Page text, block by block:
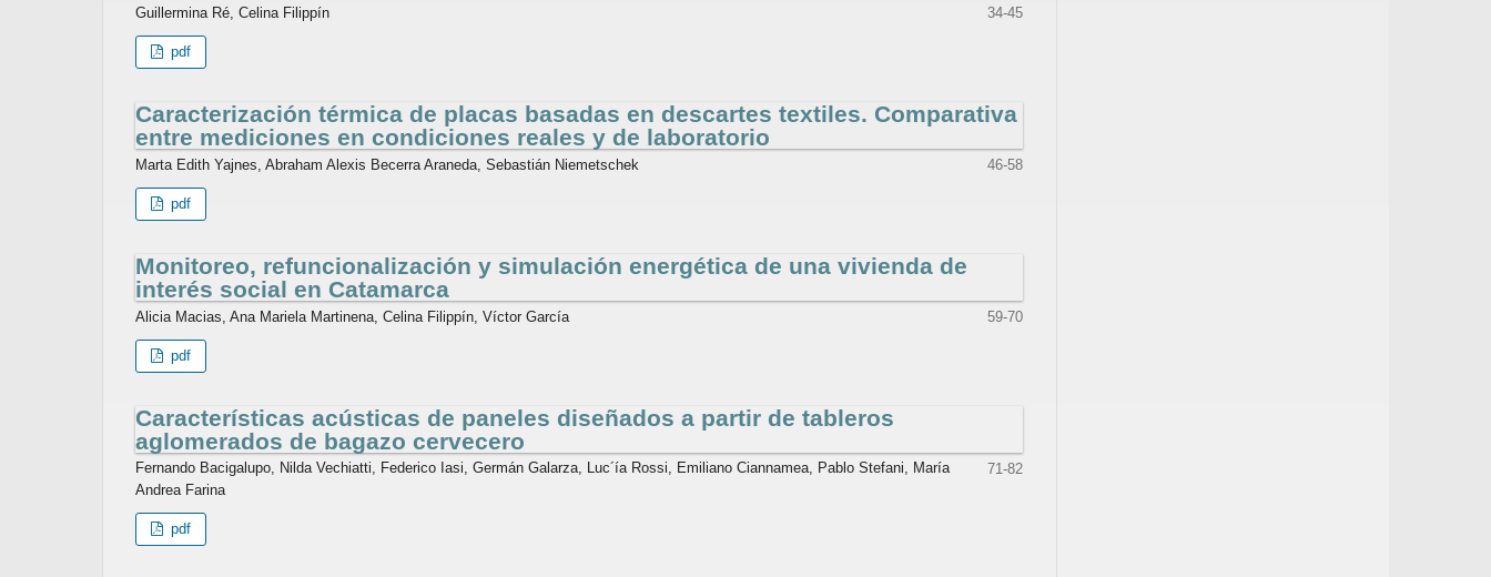
Guillermina Ré, Celina Filippín 34-45
pdf
Caracterización térmica de placas basadas en descartes textiles. Comparativa
entre mediciones en condiciones reales y de laboratorio
Marta Edith Yajnes, Abraham Alexis Becerra Araneda, Sebastián Niemetschek 46-58
pdf
Monitoreo, refuncionalización y simulación energética de una vivienda de
interés social en Catamarca
Alicia Macias, Ana Mariela Martinena, Celina Filippín, Víctor García 59-70
pdf
Características acústicas de paneles diseñados a partir de tableros
aglomerados de bagazo cervecero
Fernando Bacigalupo, Nilda Vechiatti, Federico Iasi, Germán Galarza, Luc´ía Rossi, Emiliano Ciannamea, Pablo Stefani, María
Andrea Farina
71-82
pdf